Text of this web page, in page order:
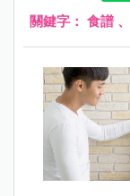
關鍵字： 食譜 、